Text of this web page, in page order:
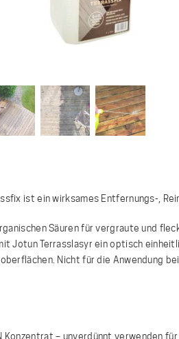
ist ein wirksames Entfernungs-,
Säuren für vergraute und
Jotun Terrasslasyr ein optisch
Nicht für die Anwendung
Konzentrat – unverdünnt verwenden für